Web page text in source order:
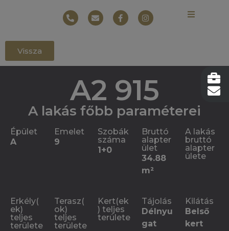
Vissza
A2 915
A lakás főbb paraméterei
Épület
A
Emelet
9
Szobák
száma
1+0
Bruttó
alapter
ület
34.88
m²
A lakás
bruttó
alapter
ülete
Erkély(
ek)
teljes
területe
Terasz(
ok)
teljes
területe
Kert(ek
) teljes
területe
Tájolás
Délnyu
gat
Kilátás
Belső
kert